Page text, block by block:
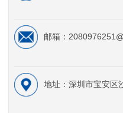
邮箱：
地址：深圳市宝安区